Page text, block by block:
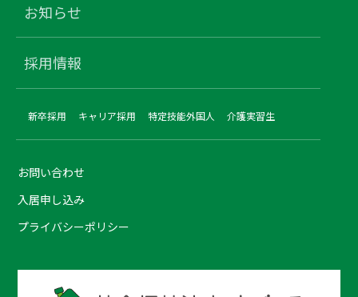
お知らせ
採用情報
新卒採用 キャリア採用 特定技能外国人 介護実習生
お問い合わせ
入居申し込み
プライバシーポリシー